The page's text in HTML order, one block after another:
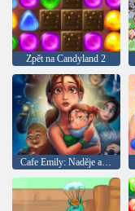
Zpět na Candyland 2
Cafe Emily: Naděje a obavy